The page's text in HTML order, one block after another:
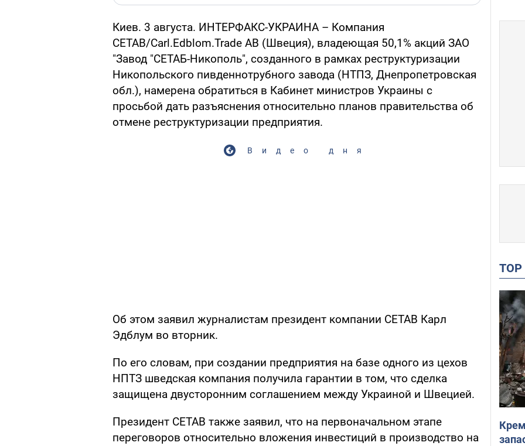
Киев. 3 августа. ИНТЕРФАКС-УКРАИНА – Компания
CETAB/Carl.Edblom.Trade AB (Швеция), владеющая 50,1% акций ЗАО
"Завод "СЕТАБ-Никополь", созданного в рамках реструктуризации
Никопольского пивденнотрубного завода (НТПЗ, Днепропетровская
обл.), намерена обратиться в Кабинет министров Украины с
просьбой дать разъяснения относительно планов правительства об
отмене реструктуризации предприятия.
Видео дня
Об этом заявил журналистам президент компании CETAB Карл
Эдблум во вторник.
По его словам, при создании предприятия на базе одного из цехов
НПТЗ шведская компания получила гарантии в том, что сделка
защищена двусторонним соглашением между Украиной и Швецией.
Президент CETAB также заявил, что на первоначальном этапе
переговоров относительно вложения инвестиций в производство на